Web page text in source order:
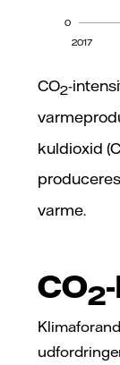
2017
0
CO2-
kuldioxid
varme.
CO2